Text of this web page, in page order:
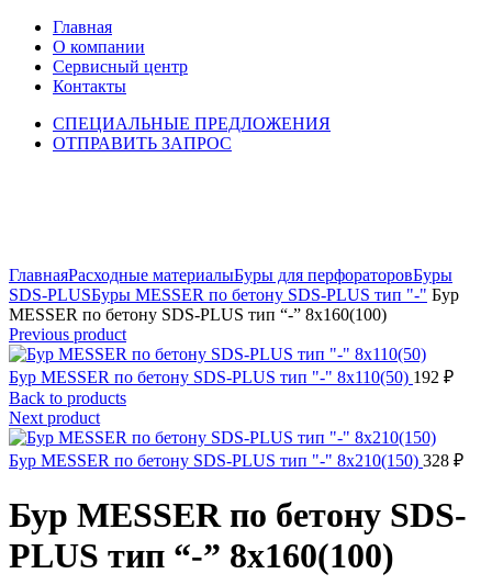
Главная
О компании
Сервисный центр
Контакты
СПЕЦИАЛЬНЫЕ ПРЕДЛОЖЕНИЯ
ОТПРАВИТЬ ЗАПРОС
ГлавнаяРасходные материалыБуры для перфораторовБуры
SDS-PLUSБуры MESSER по бетону SDS-PLUS тип "-" Бур
MESSER по бетону SDS-PLUS тип “-” 8х160(100)
Previous product
Бур MESSER по бетону SDS-PLUS тип "-" 8х110(50) 192 ₽
Back to products
Next product
Бур MESSER по бетону SDS-PLUS тип "-" 8х210(150) 328 ₽
Бур MESSER по бетону SDS-
PLUS тип “-” 8х160(100)